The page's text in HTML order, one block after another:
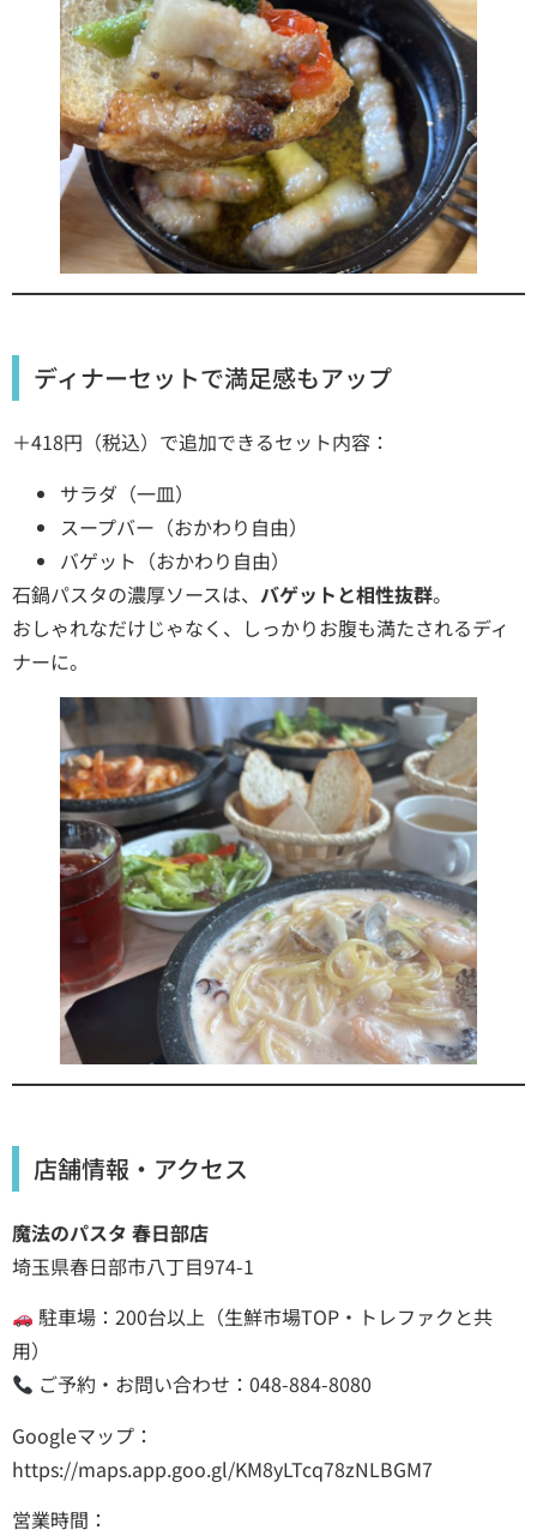
ディナーセットで満足感もアップ
＋418円（税込）で追加できるセット内容：
サラダ（一皿）
スープバー（おかわり自由）
バゲット（おかわり自由）
石鍋パスタの濃厚ソースは、 バゲットと相性抜群。
おしゃれなだけじゃなく、しっかりお腹も満たされるディ
ナーに。
店舗情報・アクセス
魔法のパスタ 春日部店
埼玉県春日部市八丁目974-1
駐車場：200台以上（生鮮市場TOP・トレファクと共
用）
ご予約・お問い合わせ：048-884-8080
Googleマップ：
https://maps.app.goo.gl/KM8yLTcq78zNLBGM7
営業時間：